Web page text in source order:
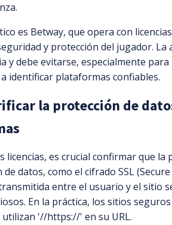
es Betway, que opera con
y protección del jugador. La
y debe evitarse, especialmente
identificar plataformas confiables.
la protección de
licencias, es crucial confirmar que
datos, como el cifrado SSL
entre el usuario y el sitio
En la práctica, los sitios
utilizan '//https://' en su URL.